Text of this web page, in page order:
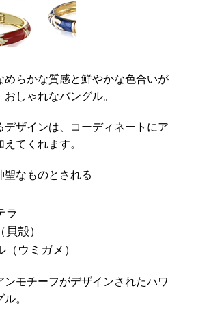
めらかな質感と鮮やかな色合いが
おしゃれなバングル。
デザインは、コーディネートにア
てくれます。
聖なものとされる
ラ
貝殻）
（ウミガメ）
ンモチーフがデザインされたハワ
。